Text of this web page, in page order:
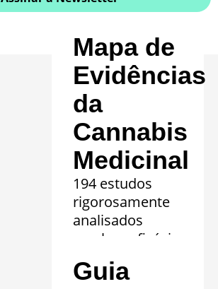
Mapa de
Evidências
da
Cannabis
Medicinal
194 estudos
rigorosamente
analisados
revelam eficácia
comprovada em
20 quadros
Guia